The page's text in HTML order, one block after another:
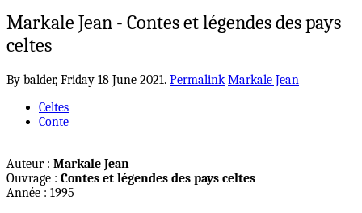
Markale Jean - Contes et légendes des pays
celtes
By balder, Friday 18 June 2021. Permalink Markale Jean
Celtes
Conte
Auteur : Markale Jean
Ouvrage : Contes et légendes des pays celtes
Année : 1995